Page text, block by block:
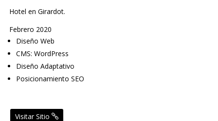
Hotel en Girardot.
Febrero 2020
Diseño Web
CMS: WordPress
Diseño Adaptativo
Posicionamiento SEO
Visitar Sitio